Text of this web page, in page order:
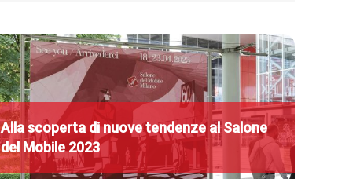
Alla scoperta di nuove tendenze al Salone
del Mobile 2023